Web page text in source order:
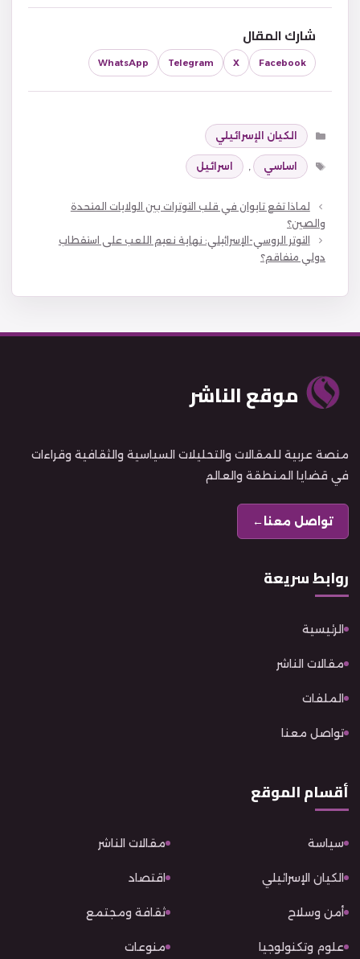
شارك المقال
Facebook
X
Telegram
WhatsApp
التصنيفات
الكيان الإسرائيلي
الوسوم
اساسي , اسرائيل
لماذا تقع تايوان في قلب التوترات بين الولايات المتحدة
والصين؟
التوتر الروسي-الإسرائيلي: نهاية نعيم اللعب على استقطاب
دولي متفاقم؟
موقع الناشر
منصة عربية للمقالات والتحليلات السياسية والثقافية وقراءات
في قضايا المنطقة والعالم
تواصل معنا ←
روابط سريعة
الرئيسية
مقالات الناشر
الملفات
تواصل معنا
أقسام الموقع
سياسة مقالات الناشر
الكيان الإسرائيلي اقتصاد
أمن وسلاح ثقافة ومجتمع
علوم وتكنولوجيا منوعات